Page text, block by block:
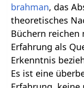
brahman, das
theoretisches
Büchern reichen
Erfahrung als
Erkenntnis
Es ist eine